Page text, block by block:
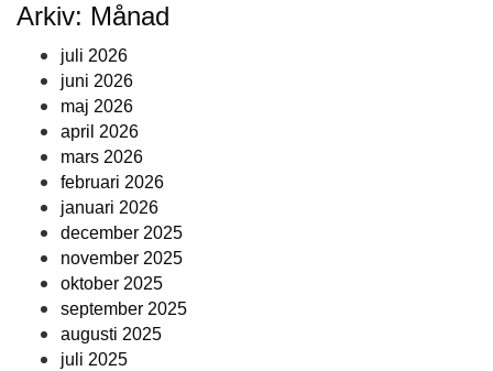
Arkiv: Månad
juli 2026
juni 2026
maj 2026
april 2026
mars 2026
februari 2026
januari 2026
december 2025
november 2025
oktober 2025
september 2025
augusti 2025
juli 2025